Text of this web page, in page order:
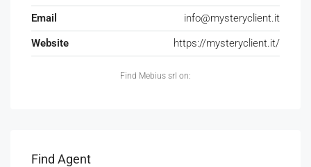
Email
info@mysteryclient.it
Website
https://mysteryclient.it/
Find Mebius srl on:
Find Agent